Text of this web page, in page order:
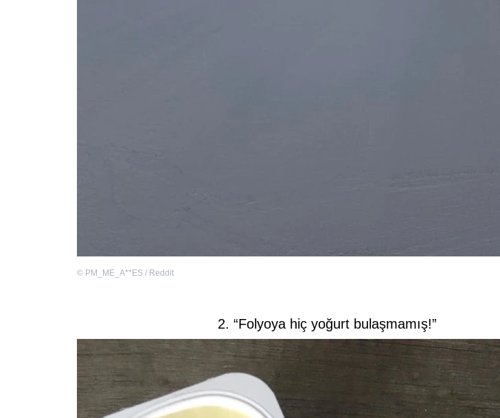
© PM_ME_A**ES / Reddit
2. “Folyoya hiç yoğurt bulaşmamış!”